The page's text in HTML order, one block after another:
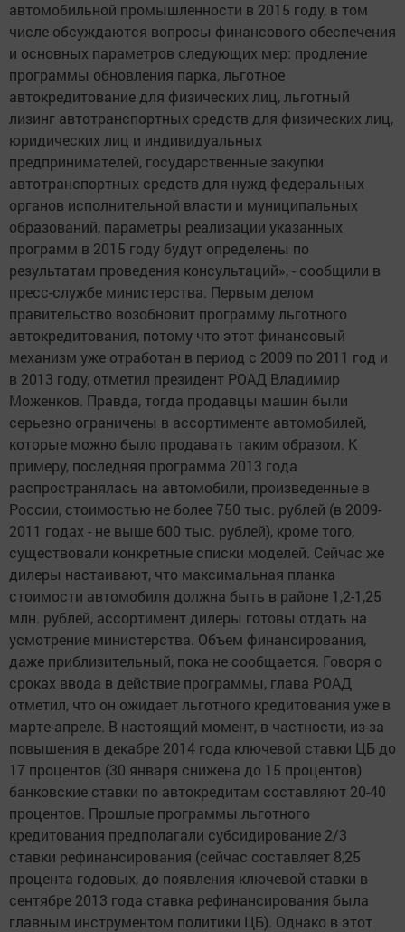
автомобильной промышленности в 2015 году, в том
числе обсуждаются вопросы финансового обеспечения
и основных параметров следующих мер: продление
программы обновления парка, льготное
автокредитование для физических лиц, льготный
лизинг автотранспортных средств для физических лиц,
юридических лиц и индивидуальных
предпринимателей, государственные закупки
автотранспортных средств для нужд федеральных
органов исполнительной власти и муниципальных
образований, параметры реализации указанных
программ в 2015 году будут определены по
результатам проведения консультаций», - сообщили в
пресс-службе министерства. Первым делом
правительство возобновит программу льготного
автокредитования, потому что этот финансовый
механизм уже отработан в период с 2009 по 2011 год и
в 2013 году, отметил президент РОАД Владимир
Моженков. Правда, тогда продавцы машин были
серьезно ограничены в ассортименте автомобилей,
которые можно было продавать таким образом. К
примеру, последняя программа 2013 года
распространялась на автомобили, произведенные в
России, стоимостью не более 750 тыс. рублей (в 2009-
2011 годах - не выше 600 тыс. рублей), кроме того,
существовали конкретные списки моделей. Сейчас же
дилеры настаивают, что максимальная планка
стоимости автомобиля должна быть в районе 1,2-1,25
млн. рублей, ассортимент дилеры готовы отдать на
усмотрение министерства. Объем финансирования,
даже приблизительный, пока не сообщается. Говоря о
сроках ввода в действие программы, глава РОАД
отметил, что он ожидает льготного кредитования уже в
марте-апреле. В настоящий момент, в частности, из-за
повышения в декабре 2014 года ключевой ставки ЦБ до
17 процентов (30 января снижена до 15 процентов)
банковские ставки по автокредитам составляют 20-40
процентов. Прошлые программы льготного
кредитования предполагали субсидирование 2/3
ставки рефинансирования (сейчас составляет 8,25
процента годовых, до появления ключевой ставки в
сентябре 2013 года ставка рефинансирования была
главным инструментом политики ЦБ). Однако в этот